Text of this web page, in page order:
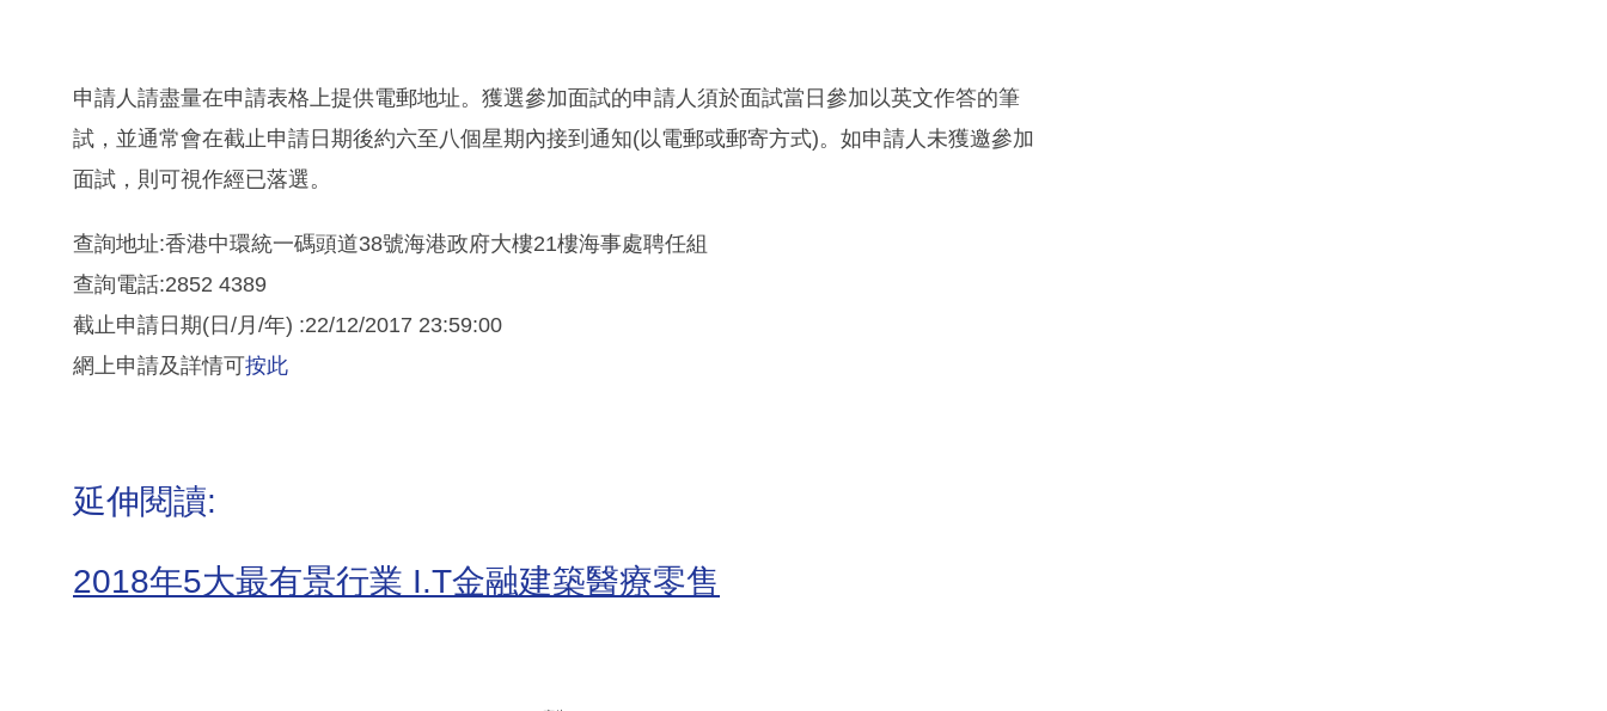
申請人請盡量在申請表格上提供電郵地址。獲選參加面試的申請人須於面試當日參加以英文作答的筆
試，並通常會在截止申請日期後約六至八個星期內接到通知(以電郵或郵寄方式)。如申請人未獲邀參加
面試，則可視作經已落選。
查詢地址:香港中環統一碼頭道38號海港政府大樓21樓海事處聘任組
查詢電話:2852 4389
截止申請日期(日/月/年) :22/12/2017 23:59:00
網上申請及詳情可按此
延伸閱讀:
2018年5大最有景行業 I.T金融建築醫療零售